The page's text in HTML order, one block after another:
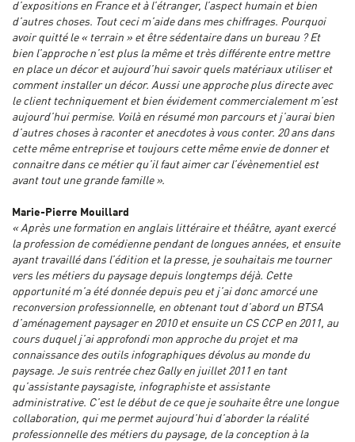
d’expositions en France et à l’étranger, l’aspect humain et bien
d’autres choses. Tout ceci m’aide dans mes chiffrages. Pourquoi
avoir quitté le « terrain » et être sédentaire dans un bureau ? Et
bien l’approche n’est plus la même et très différente entre mettre
en place un décor et aujourd’hui savoir quels matériaux utiliser et
comment installer un décor. Aussi une approche plus directe avec
le client techniquement et bien évidement commercialement m’est
aujourd’hui permise. Voilà en résumé mon parcours et j’aurai bien
d’autres choses à raconter et anecdotes à vous conter. 20 ans dans
cette même entreprise et toujours cette même envie de donner et
connaitre dans ce métier qu’il faut aimer car l’évènementiel est
avant tout une grande famille ».
Marie-Pierre Mouillard
« Après une formation en anglais littéraire et théâtre, ayant exercé
la profession de comédienne pendant de longues années, et ensuite
ayant travaillé dans l’édition et la presse, je souhaitais me tourner
vers les métiers du paysage depuis longtemps déjà. Cette
opportunité m’a été donnée depuis peu et j’ai donc amorcé une
reconversion professionnelle, en obtenant tout d’abord un BTSA
d’aménagement paysager en 2010 et ensuite un CS CCP en 2011, au
cours duquel j’ai approfondi mon approche du projet et ma
connaissance des outils infographiques dévolus au monde du
paysage. Je suis rentrée chez Gally en juillet 2011 en tant
qu’assistante paysagiste, infographiste et assistante
administrative. C’est le début de ce que je souhaite être une longue
collaboration, qui me permet aujourd’hui d’aborder la réalité
professionnelle des métiers du paysage, de la conception à la